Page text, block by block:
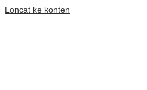
Loncat ke konten